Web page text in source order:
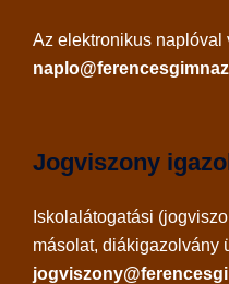
Az elektronikus naplóval
Jogviszony
Iskolalátogatási
másolat, diákigazolvány